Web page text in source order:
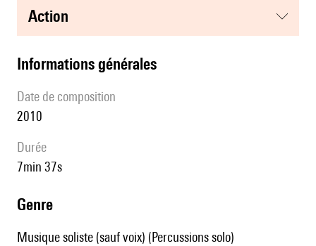
action
informations générales
date de composition
2010
durée
7min 37s
genre
Musique soliste (sauf voix) (Percussions solo)